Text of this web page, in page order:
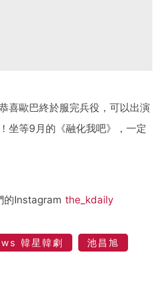
喜歐巴終於服完兵役，可以出演
坐等9月的《融化我吧》，一定
Instagram the_kdaily
韓星韓劇
池昌旭